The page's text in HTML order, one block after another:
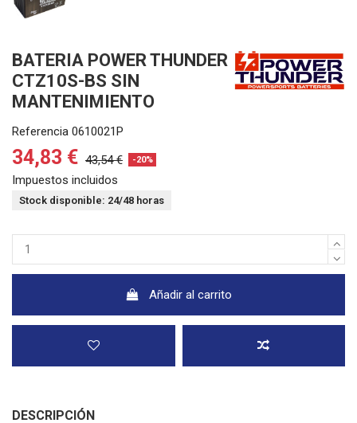
BATERIA POWER THUNDER
CTZ10S-BS SIN
MANTENIMIENTO
Referencia 0610021P
34,83 € 43,54 € -20%
Impuestos incluidos
Stock disponible: 24/48 horas
Añadir al carrito
DESCRIPCIÓN